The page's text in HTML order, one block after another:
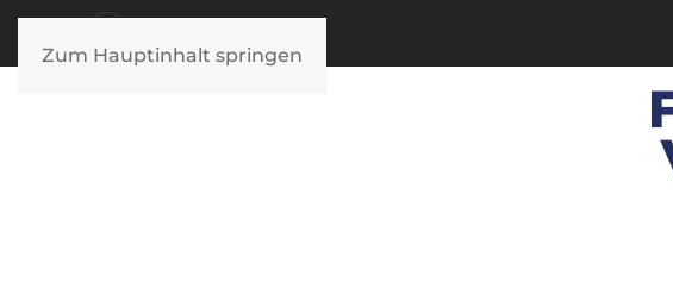
Zum Hauptinhalt springen